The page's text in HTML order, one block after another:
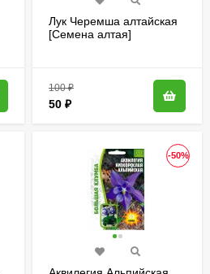
Лук Черемша алтайская
[Семена алтая]
100₽
50 ₽
-50%